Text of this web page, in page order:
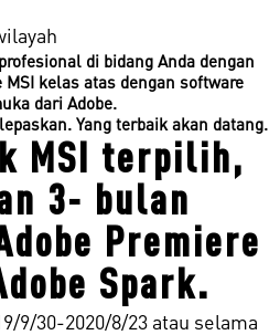
di bidang Anda dengan
kelas atas dengan software
dari Adobe.
Yang terbaik akan datang.
MSI terpilih,
3- bulan
Premiere
Spark.
9/30-2020/8/23 atau selama